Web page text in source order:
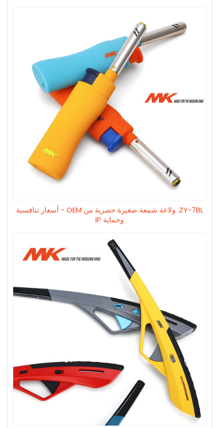
ZY-7BL: ولاعة شمعة صغيرة حصرية من OEM - أسعار تنافسية
وحماية IP